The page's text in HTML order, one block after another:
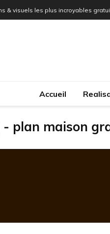
& visuels les plus incroyables
Accueil
- plan maison